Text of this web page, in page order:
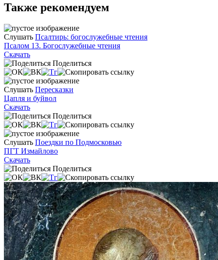
Также рекомендуем
Слушать Псалтирь: богослужебные чтения
Псалом 13. Богослужебные чтения
Скачать
Поделиться
Слушать Пересказки
Цапля и буйвол
Скачать
Поделиться
Слушать Поездки по Подмосковью
ПГТ Измайлово
Скачать
Поделиться